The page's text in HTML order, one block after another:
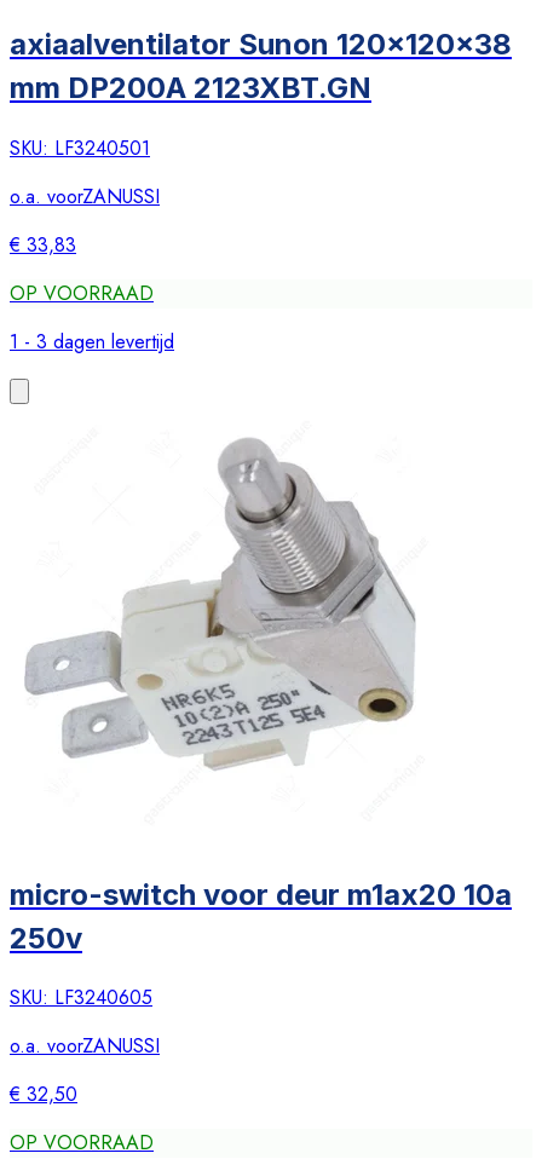
axiaalventilator Sunon 120x120x38
mm DP200A 2123XBT.GN
SKU: LF3240501
o.a. voorZANUSSI
€ 33,83
OP VOORRAAD
1 - 3 dagen levertijd
micro-switch voor deur m1ax20 10a
250v
SKU: LF3240605
o.a. voorZANUSSI
€ 32,50
OP VOORRAAD